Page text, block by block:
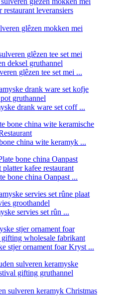
glêzen mokken mei
glêzen tee set mei ...
drank ware set coff ...
china wite keramyk ...
bone china Oanpast ...
servies set rûn ...
stjer ornament foar Kryst ...
sulveren keramyk Christmas